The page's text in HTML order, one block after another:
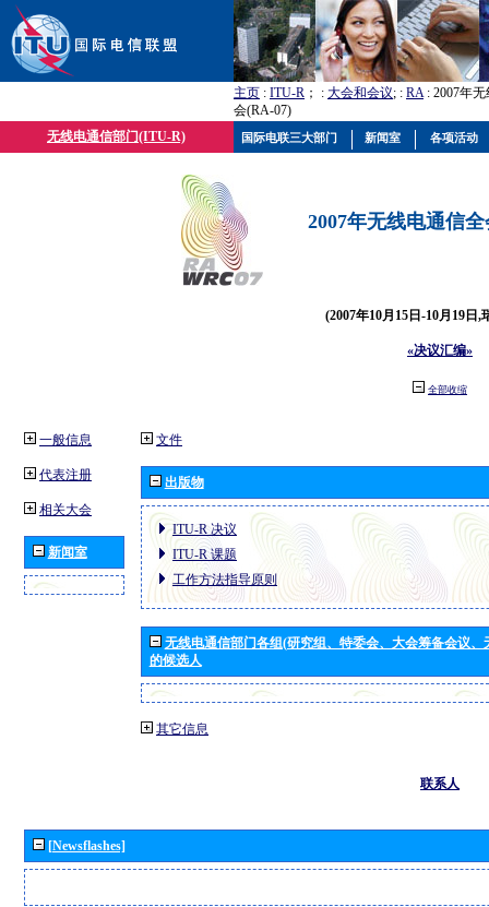
主页 : ITU-R ； : 大会和会议; : RA: 2007年
会(RA-07)
无线电通信部门(ITU-R)
2007年无线电通信
(2007年10月15日-10月19日,
«决议汇编»
全部收缩
一般信息
代表注册
相关大会
新闻室
文件
出版物
ITU-R 决议
ITU-R 课题
工作方法指导原则
无线电通信部门各组(研究组、特委会、大会筹备会议
的候选人
其它信息
联系人
[Newsflashes]
国际电联三大部门 新闻室 各项活动